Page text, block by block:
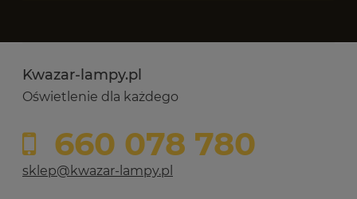
Kwazar-lampy.pl
Oświetlenie dla każdego
660 078 780
sklep@kwazar-lampy.pl